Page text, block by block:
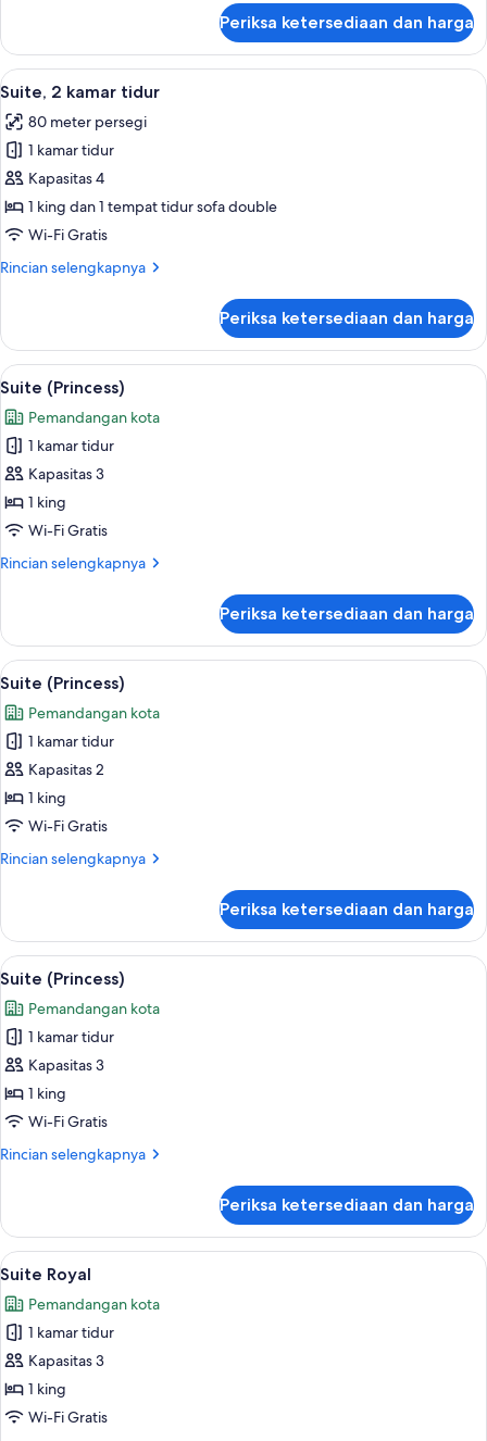
Suite,
kamar
Periksa ketersediaan dan harga
Lihat
semua
foto
untuk
Suite,
2
kamar
Seprai premium, tempat tidur Select
12
Suite, 2 kamar tidur
80 meter persegi
1 kamar tidur
Kapasitas 4
1 king dan 1 tempat tidur sofa double
Wi-Fi Gratis
Rincian selengkapnya
Rincian
Suite,
kamar
Periksa ketersediaan dan harga
Lihat
semua
foto
untuk
Suite
(Princess)
Seprai premium, tempat tidur Select
8
Suite (Princess)
Pemandangan kota
1 kamar tidur
Kapasitas 3
1 king
Wi-Fi Gratis
Rincian selengkapnya
Rincian
Suite
(Princess)
Periksa ketersediaan dan harga
Lihat
semua
foto
untuk
Suite
(Princess)
Seprai premium, tempat tidur Select
8
Suite (Princess)
Pemandangan kota
1 kamar tidur
Kapasitas 2
1 king
Wi-Fi Gratis
Rincian selengkapnya
Rincian
Suite
(Princess)
Periksa ketersediaan dan harga
Lihat
semua
foto
untuk
Suite
(Princess)
Seprai premium, tempat tidur Select
8
Suite (Princess)
Pemandangan kota
1 kamar tidur
Kapasitas 3
1 king
Wi-Fi Gratis
Rincian selengkapnya
Rincian
Suite
(Princess)
Periksa ketersediaan dan harga
Lihat
semua
foto
untuk
Suite
Royal
Seprai premium, tempat tidur Select
8
Suite Royal
Pemandangan kota
1 kamar tidur
Kapasitas 3
1 king
Wi-Fi Gratis